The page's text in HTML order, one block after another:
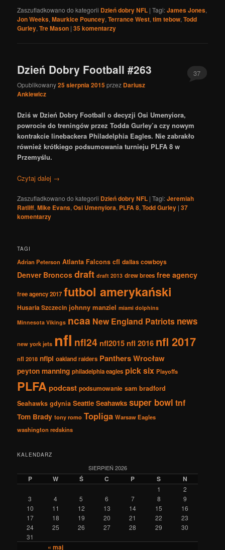
Zaszufladkowano do kategorii Dzień dobry NFL |Tagi:James Jones,
Jon Weeks,Maurkice Pouncey,Terrance West,tim tebow,Todd
Gurley,Tre Mason |35komentarzy
Dzień Dobry Football #263
Opublikowany25 sierpnia 2015przez Dariusz
Ankiewicz
37
Dziś w Dzień Dobry Football o decyzji Osi Umenyiora,
powrocie do treningów przez Todda Gurley’a czy nowym
kontrakcie linebackera Philadelphia Eagles. Nie zabrakło
również krótkiego podsumowania turnieju PLFA 8 w
Przemyślu.
Czytaj dalej →
Zaszufladkowano do kategorii Dzień dobry NFL |Tagi:Jeremiah
Ratliff,Mike Evans,Osi Umenyiora, PLFA 8,Todd Gurley |37
komentarzy
TAGI
Adrian Peterson Atlanta Falcons cfl dallas cowboys
Denver Broncos draft draft 2013 drew brees free agency
free agency 2017 futbol amerykański
Husaria Szczecin johnny manziel miami dolphins
Minnesota Vikings ncaa New England Patriots news
new york jets nfl nfl24 nfl2015 nfl 2016 nfl 2017
nfl 2018 nflpl oakland raiders Panthers Wrocław
peyton manning philadelphia eagles pick six Playoffs
PLFApodcast podsumowanie sam bradford
Seahawks gdynia Seattle Seahawks super bowl tnf
Tom Brady tony romo Topliga Warsaw Eagles
washington redskins
KALENDARZ
SIERPIEŃ 2026
P W Ś C P S N
« maj
1
2
3
4 5 6 7 8
9
10
11 12 13 14 15
16
17
18 19 20 21 22
23
24
25 26 27 28 29
30
31